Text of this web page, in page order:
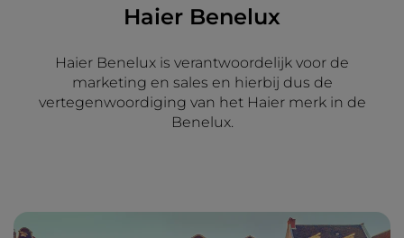
Haier Benelux
Haier Benelux is verantwoordelijk voor de
marketing en sales en hierbij dus de
vertegenwoordiging van het Haier merk in de
Benelux.